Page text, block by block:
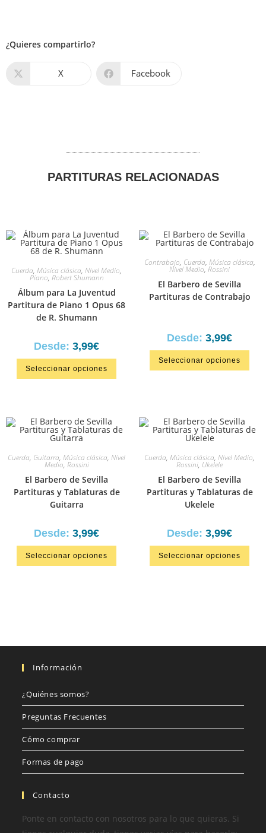
¿Quieres compartirlo?
X Facebook
PARTITURAS RELACIONADAS
Cuerda, Música clásica, Nivel Medio,
Piano, Robert Shumann
Álbum para La Juventud
Partitura de Piano 1 Opus 68
de R. Shumann
Desde: 3,99€
Seleccionar opciones
Contrabajo, Cuerda, Música clásica,
Nivel Medio,Rossini
El Barbero de Sevilla
Partituras de Contrabajo
Desde: 3,99€
Seleccionar opciones
Cuerda, Guitarra, Música clásica, Nivel
Medio, Rossini
El Barbero de Sevilla
Partituras y Tablaturas de
Guitarra
Desde: 3,99€
Seleccionar opciones
Cuerda, Música clásica, Nivel Medio,
Rossini, Ukelele
El Barbero de Sevilla
Partituras y Tablaturas de
Ukelele
Desde: 3,99€
Seleccionar opciones
Información
¿Quiénes somos?
Preguntas Frecuentes
Cómo comprar
Formas de pago
Contacto
Ponte en contacto con nosotros para lo que quieras. Si